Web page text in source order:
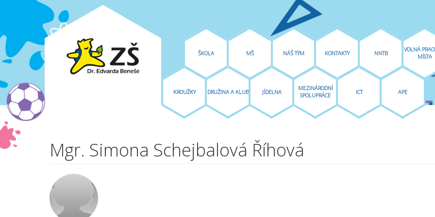
Přejít k hlavnímu obsahu
KROUŽKY
ŠKOLA
DRUŽINA A KLUB JÍDELNA
MEZINÁRODNÍ
SPOLUPRÁCE
NÁŠ TÝM KONTAKTY
ICT APE
MŠ NNTB
VOLNÁ
MÍSTA
Mgr. Simona Schejbalová Říhová